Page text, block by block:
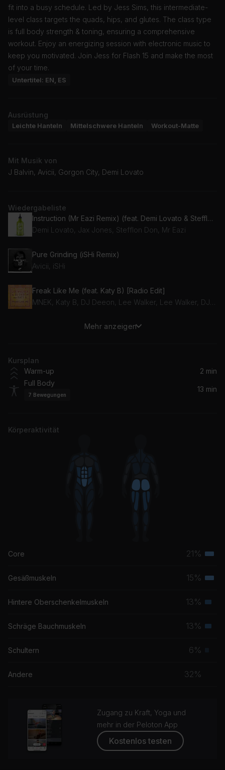
fit into a busy schedule. Led by Jess Sims, this intermediate-
level class targets the quads, hips, and glutes. The class type
is full body strength & toning, ensuring a comprehensive
workout. Enjoy an energizing session with electronic music to
keep you motivated. Join Jess for Flash 15 and make the most
of your time.
Untertitel: EN, ES
Ausrüstung
Leichte Hanteln Mittelschwere Hanteln Workout-Matte
Mit Musik von
J Balvin, Avicii, Gorgon City, Demi Lovato
Wiedergabeliste
Instruction (Mr Eazi Remix) (feat. Demi Lovato & Stefflon Don)
Demi Lovato, Jax Jones, Stefflon Don, Mr Eazi
Pure Grinding (iSHi Remix)
Avicii, iSHi
Freak Like Me (feat. Katy B) [Radio Edit]
Mi Gente (Hugel Remix)
Losing It (Radio Edit)
FISHER
Doing It Wrong (feat. Liv)
Mehr anzeigen
Kursplan
Warm-up
2 min
Full Body
7 Bewegungen
13 min
Körperaktivität
Core 21%
Gesäßmuskeln 15%
Hintere Oberschenkelmuskeln 13%
Schräge Bauchmuskeln 13%
Schultern 6%
Andere 32%
Zugang zu Kraft, Yoga und
mehr in der Peloton App
Kostenlos testen